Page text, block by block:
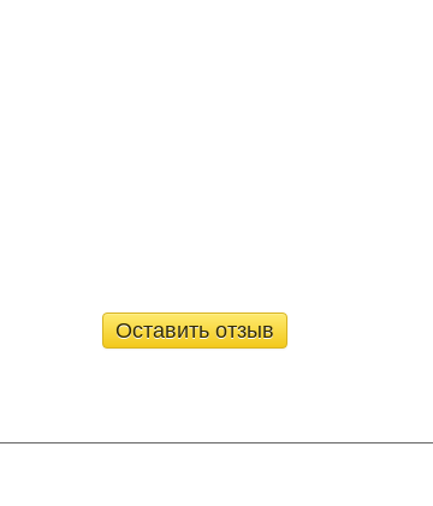
Оставить отзыв